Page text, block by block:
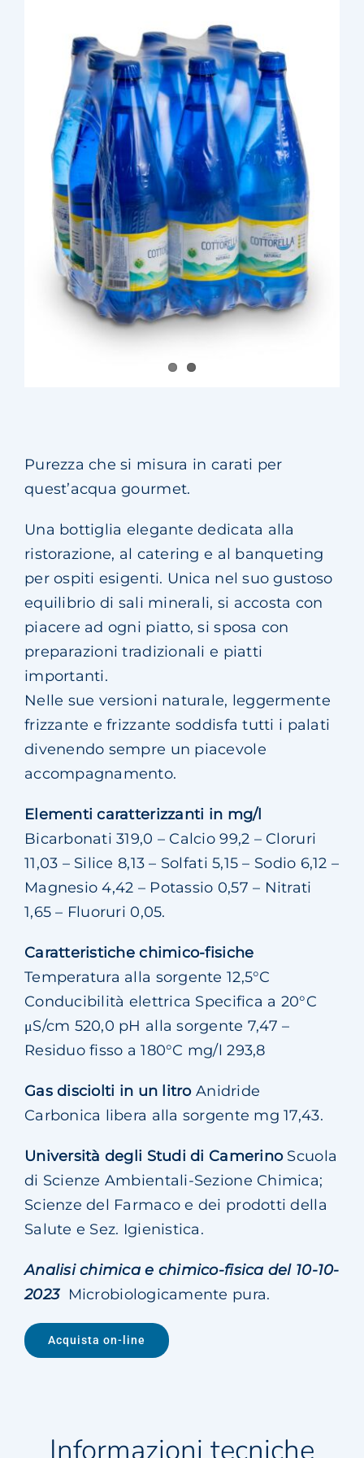
Purezza che si misura in carati per
quest’acqua gourmet.
Una bottiglia elegante dedicata alla
ristorazione, al catering e al banqueting
per ospiti esigenti. Unica nel suo gustoso
equilibrio di sali minerali, si accosta con
piacere ad ogni piatto, si sposa con
preparazioni tradizionali e piatti
importanti.
Nelle sue versioni naturale, leggermente
frizzante e frizzante soddisfa tutti i palati
divenendo sempre un piacevole
accompagnamento.
Elementi caratterizzanti in mg/l
Bicarbonati 319,0 – Calcio 99,2 – Cloruri
11,03 – Silice 8,13 – Solfati 5,15 – Sodio 6,12 –
Magnesio 4,42 – Potassio 0,57 – Nitrati
1,65 – Fluoruri 0,05.
Caratteristiche chimico-fisiche
Temperatura alla sorgente 12,5°C
Conducibilità elettrica Specifica a 20°C
μS/cm 520,0 pH alla sorgente 7,47 –
Residuo fisso a 180°C mg/l 293,8
Gas disciolti in un litroAnidride
Carbonica libera alla sorgente mg 17,43.
Università degli Studi di Camerino Scuola
di Scienze Ambientali-Sezione Chimica;
Scienze del Farmaco e dei prodotti della
Salute e Sez. Igienistica.
Analisi chimica e chimico-fisica del 10-10-
2023Microbiologicamente pura.
Acquista on-line